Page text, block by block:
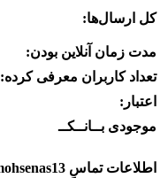
کل ارسال‌ها:
مدت زمان آنلاین بودن:
تعداد کاربران معرفی کرده:
اعتبار:
موجودی بــانــکــ
اطلاعات تماسِ mohsenas13